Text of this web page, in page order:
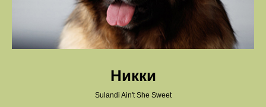
Никки
Sulandi Ain't She Sweet